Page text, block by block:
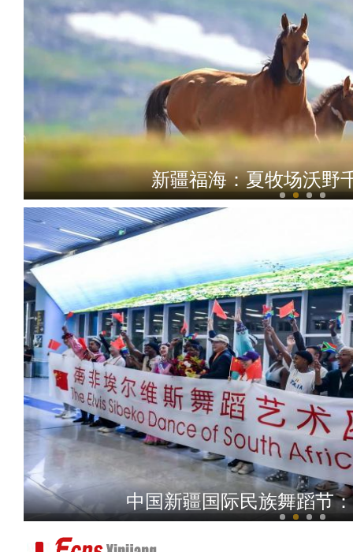
新疆福海：夏牧场沃野
火焰山地表温度超80℃
中国新疆国际民族舞蹈节